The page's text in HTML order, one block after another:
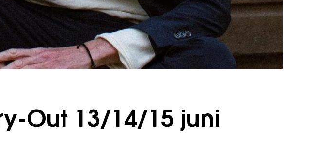
Out 13/14/15 juni